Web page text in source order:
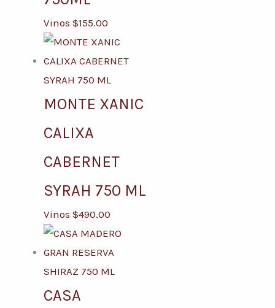
Vinos $155.00
MONTE XANIC
CALIXA
CABERNET
SYRAH 750 ML
Vinos $490.00
CASA